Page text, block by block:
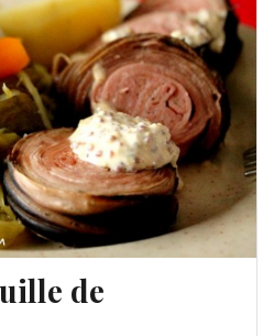
de